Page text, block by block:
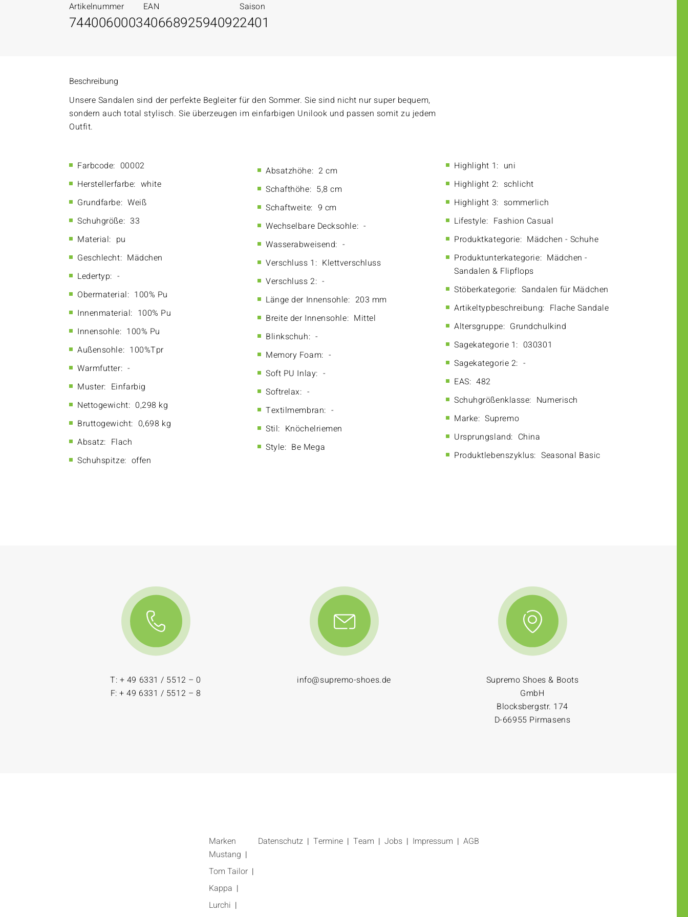
Artikelnummer
7440060003
EAN
4066892594092
Saison
2401
Beschreibung
Unsere Sandalen sind der perfekte Begleiter für den Sommer. Sie sind nicht nur super bequem,
sondern auch total stylisch. Sie überzeugen im einfarbigen Unilook und passen somit zu jedem
Outfit.
Farbcode: 00002
Herstellerfarbe: white
Grundfarbe: Weiß
Schuhgröße: 33
Material: pu
Geschlecht: Mädchen
Ledertyp: -
Obermaterial: 100% Pu
Innenmaterial: 100% Pu
Innensohle: 100% Pu
Außensohle: 100%Tpr
Warmfutter: -
Muster: Einfarbig
Nettogewicht: 0,298 kg
Bruttogewicht: 0,698 kg
Absatz: Flach
Schuhspitze: offen
Absatzhöhe: 2 cm
Schafthöhe: 5,8 cm
Schaftweite: 9 cm
Wechselbare Decksohle: -
Wasserabweisend: -
Verschluss 1: Klettverschluss
Verschluss 2: -
Länge der Innensohle: 203 mm
Breite der Innensohle: Mittel
Blinkschuh: -
Memory Foam: -
Soft PU Inlay: -
Softrelax: -
Textilmembran: -
Stil: Knöchelriemen
Style: Be Mega
Highlight 1: uni
Highlight 2: schlicht
Highlight 3: sommerlich
Lifestyle: Fashion Casual
Produktkategorie: Mädchen - Schuhe
Produktunterkategorie: Mädchen -
Sandalen & Flipflops
Stöberkategorie: Sandalen für Mädchen
Artikeltypbeschreibung: Flache Sandale
Altersgruppe: Grundchulkind
Sagekategorie 1: 030301
Sagekategorie 2: -
EAS: 482
Schuhgrößenklasse: Numerisch
Marke: Supremo
Ursprungsland: China
Produktlebenszyklus: Seasonal Basic
T: + 49 6331 / 5512 – 0
F: + 49 6331 / 5512 – 8
info@supremo-shoes.de
Supremo Shoes & Boots
GmbH
Blocksbergstr. 174
D-66955 Pirmasens
Marken
Mustang
Tom Tailor
Kappa
Lurchi
Datenschutz Termine Team Jobs Impressum AGB